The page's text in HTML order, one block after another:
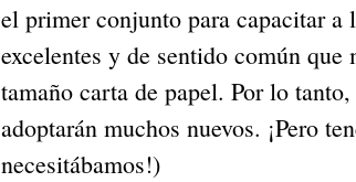
el primer conjunto para capacitar a
excelentes y de sentido común
tamaño carta de papel. Por lo
adoptarán muchos nuevos. ¡Pero
necesitábamos!)